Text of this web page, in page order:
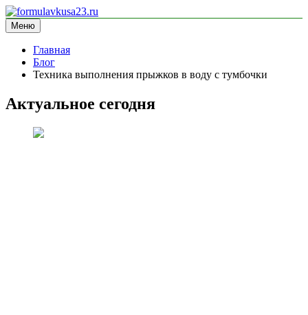
Перейти
к
содержимому
formulavkusa23.ru
блог про спорт
Меню
Главная
Блог
Техника выполнения прыжков в воду с тумбочки
Актуальное сегодня